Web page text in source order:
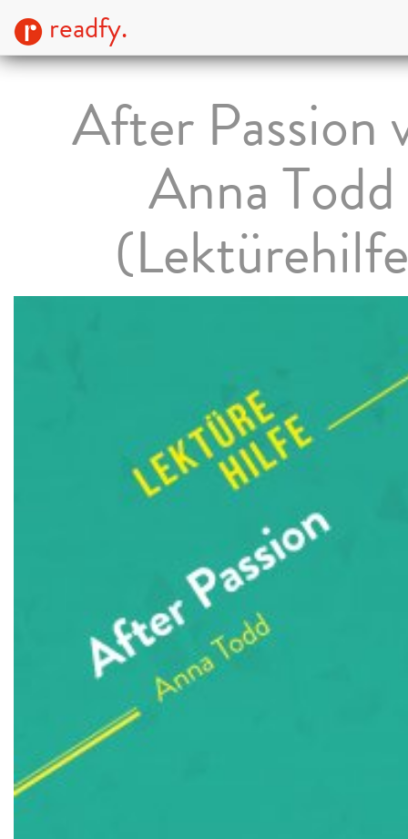
readfy.
After Passion
Anna Todd